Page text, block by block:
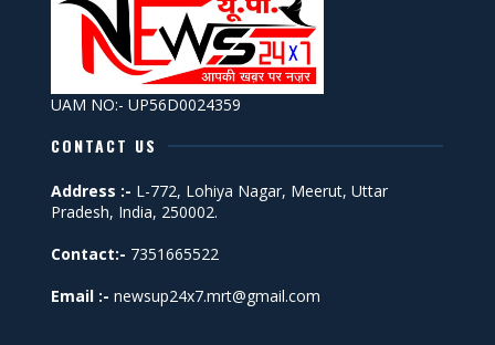
UAM NO:- UP56D0024359
CONTACT US
Address :- L-772, Lohiya Nagar, Meerut, Uttar
Pradesh, India, 250002.
Contact:- 7351665522
Email :- newsup24x7.mrt@gmail.com